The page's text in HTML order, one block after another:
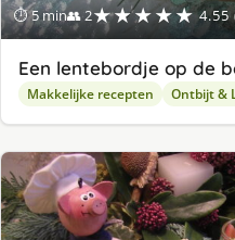
⏱ 5 min👥 2★★★★★ 4.55
Een lentebordje op de
Makkelijke recepten Ontbijt &